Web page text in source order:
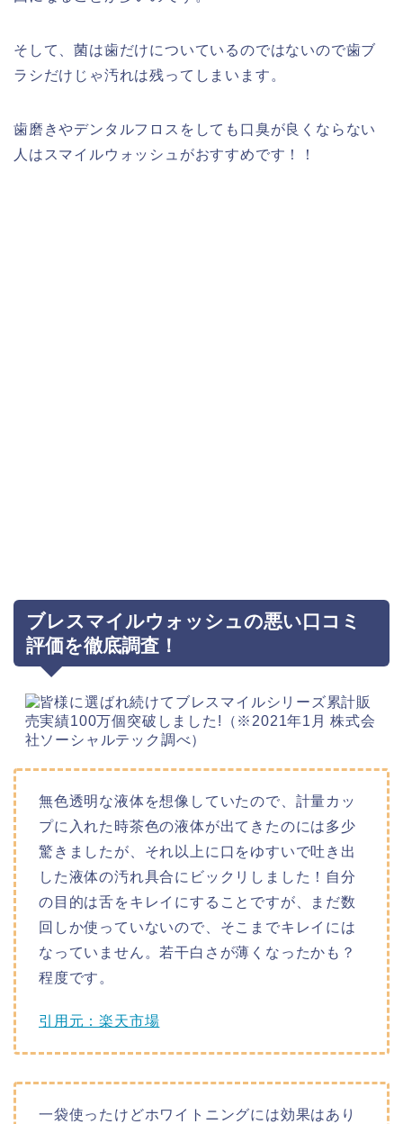
そして、菌は歯だけについているのではないので歯ブ
ラシだけじゃ汚れは残ってしまいます。
歯磨きやデンタルフロスをしても口臭が良くならない
人はスマイルウォッシュがおすすめです！！
ブレスマイルウォッシュの悪い口コミ
評価を徹底調査！
無色透明な液体を想像していたので、計量カッ
プに入れた時茶色の液体が出てきたのには多少
驚きましたが、それ以上に口をゆすいで吐き出
した液体の汚れ具合にビックリしました！自分
の目的は舌をキレイにすることですが、まだ数
回しか使っていないので、そこまでキレイには
なっていません。若干白さが薄くなったかも？
程度です。
引用元：楽天市場
一袋使ったけどホワイトニングには効果はあり